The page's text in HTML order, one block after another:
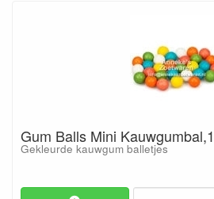
Gum Balls Mini
Gekleurde kauwgum balletjes